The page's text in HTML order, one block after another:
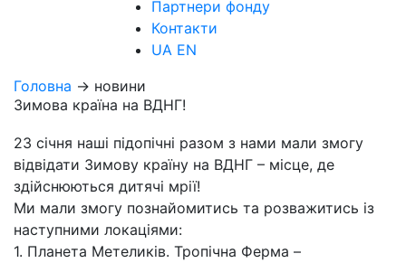
Партнери фонду
Контакти
UA EN
Головна → новини
Зимова країна на ВДНГ!
23 січня наші підопічні разом з нами мали змогу
відвідати Зимову країну на ВДНГ – місце, де
здійснюються дитячі мрії!
Ми мали змогу познайомитись та розважитись із
наступними локаціями:
1. Планета Метеликів. Тропічна Ферма –